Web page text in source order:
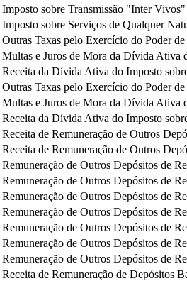
Imposto sobre Transmissão "Inter
Imposto sobre Serviços de Qualquer
Outras Taxas pelo Exercício do Poder
Multas e Juros de Mora da Dívida Ativa
Receita da Dívida Ativa do Imposto
Outras Taxas pelo Exercício do Poder
Multas e Juros de Mora da Dívida Ativa
Receita da Dívida Ativa do Imposto
Receita de Remuneração de Outros
Receita de Remuneração de Outros
Remuneração de Outros Depósitos de
Remuneração de Outros Depósitos de
Remuneração de Outros Depósitos de
Remuneração de Outros Depósitos de
Remuneração de Outros Depósitos de
Remuneração de Outros Depósitos de
Remuneração de Outros Depósitos de
Receita de Remuneração de Depósitos